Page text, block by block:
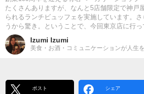
たくさんありますが、なんと5店舗限定で神戸
られるランチビュッフェを実施しています。
うから驚き。ということで、今回東京店に行っ
Izumi Izumi
美食・お酒・コミュニケーションが人生を
ポスト シェア